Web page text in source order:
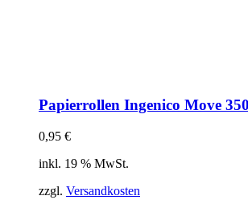
Papierrollen Ingenico Move
0,95 €
inkl. 19 % MwSt.
zzgl. Versandkosten